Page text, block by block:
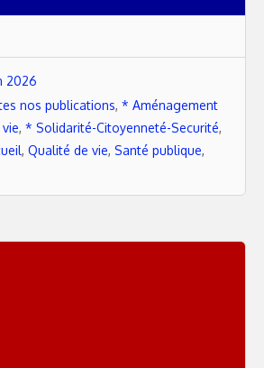
2026
nos publications, * Aménagement
, * Solidarité-Citoyenneté-Securité,
, Qualité de vie, Santé publique,